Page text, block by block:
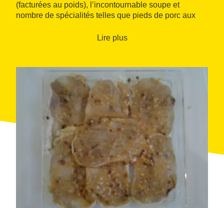
(facturées au poids), l’incontournable soupe et
nombre de spécialités telles que pieds de porc aux
et une grande variété de ragoûts et viandes à la
Lire plus